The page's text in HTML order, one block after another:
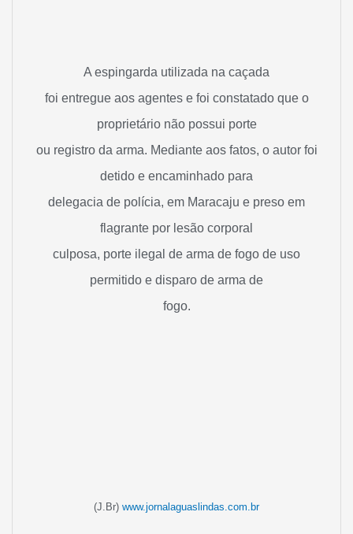
A espingarda utilizada na caçada
foi entregue aos agentes e foi constatado que o
proprietário não possui porte
ou registro da arma. Mediante aos fatos, o autor foi
detido e encaminhado para
delegacia de polícia, em Maracaju e preso em
flagrante por lesão corporal
culposa, porte ilegal de arma de fogo de uso
permitido e disparo de arma de
fogo.
(J.Br) www.jornalaguaslindas.com.br